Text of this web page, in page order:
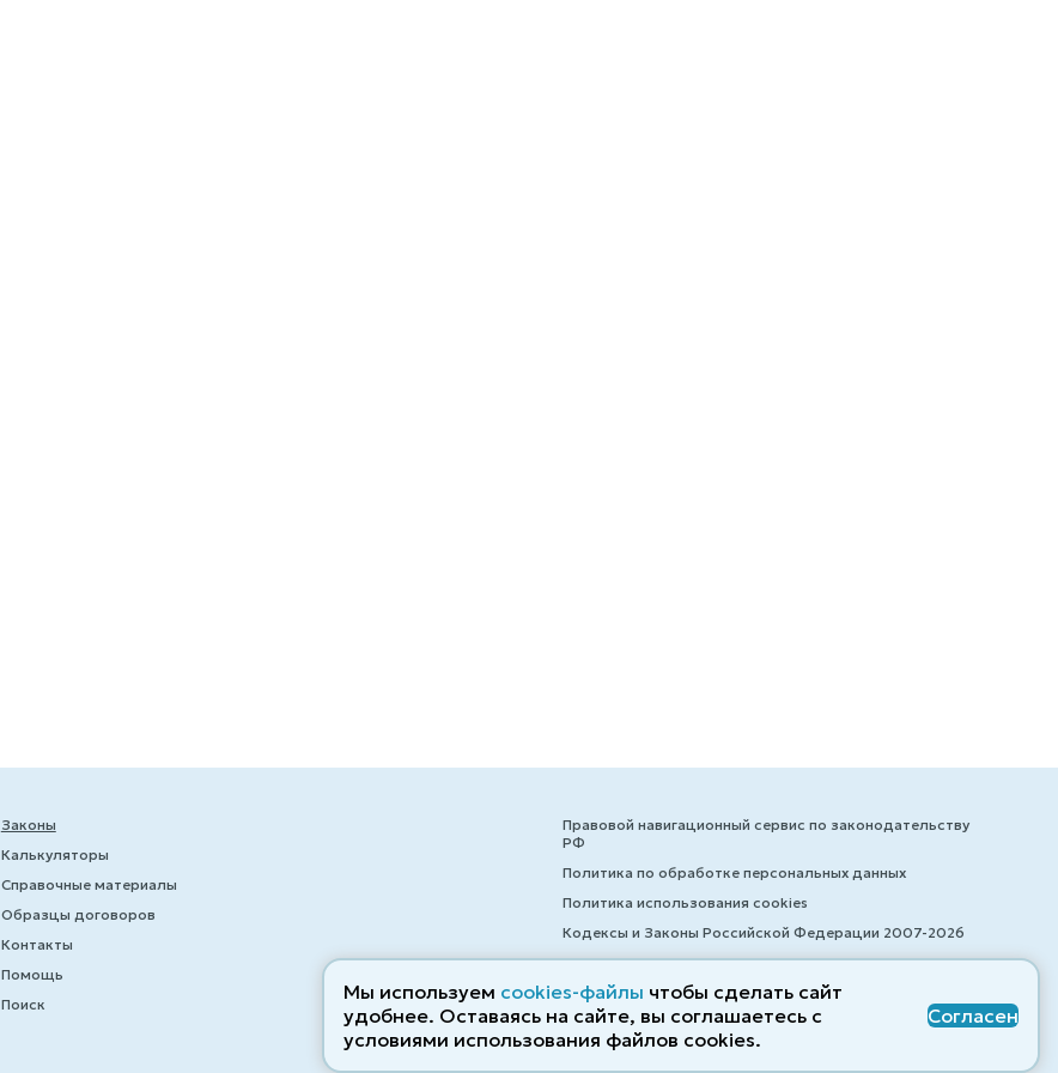
Законы
Калькуляторы
Справочные материалы
Образцы договоров
Контакты
Помощь
Поиск
Правовой навигационный сервис по законодательству
РФ
Политика по обработке персональных данных
Политика использования cookies
Кодексы и Законы Российской Федерации 2007-2026
© ZAKONRF.INFO
Мы используем cookies-файлы чтобы сделать сайт
удобнее. Оставаясь на сайте, вы соглашаетесь с
условиями использования файлов cооkies.
Согласен